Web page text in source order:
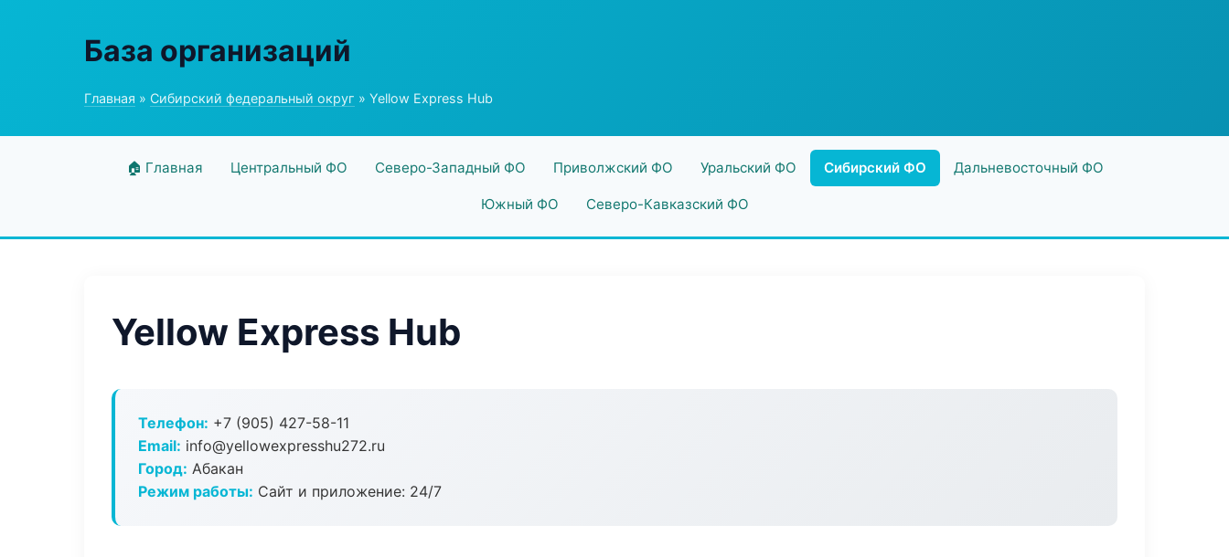
База организаций
Главная » Сибирский федеральный округ » Yellow Express Hub
🏠 Главная Центральный ФО Северо-Западный ФО Приволжский ФО Уральский ФО Сибирский ФО Дальневосточный ФО
Южный ФО Северо-Кавказский ФО
Yellow Express Hub
Телефон: +7 (905) 427-58-11
Email: info@yellowexpresshu272.ru
Город: Абакан
Режим работы: Сайт и приложение: 24/7